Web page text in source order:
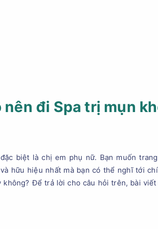
đi Spa trị mụn
biệt là chị em phụ nữ. Bạn muốn
hữu hiệu nhất mà bạn có thể nghĩ tới
Để trả lời cho câu hỏi trên, bài